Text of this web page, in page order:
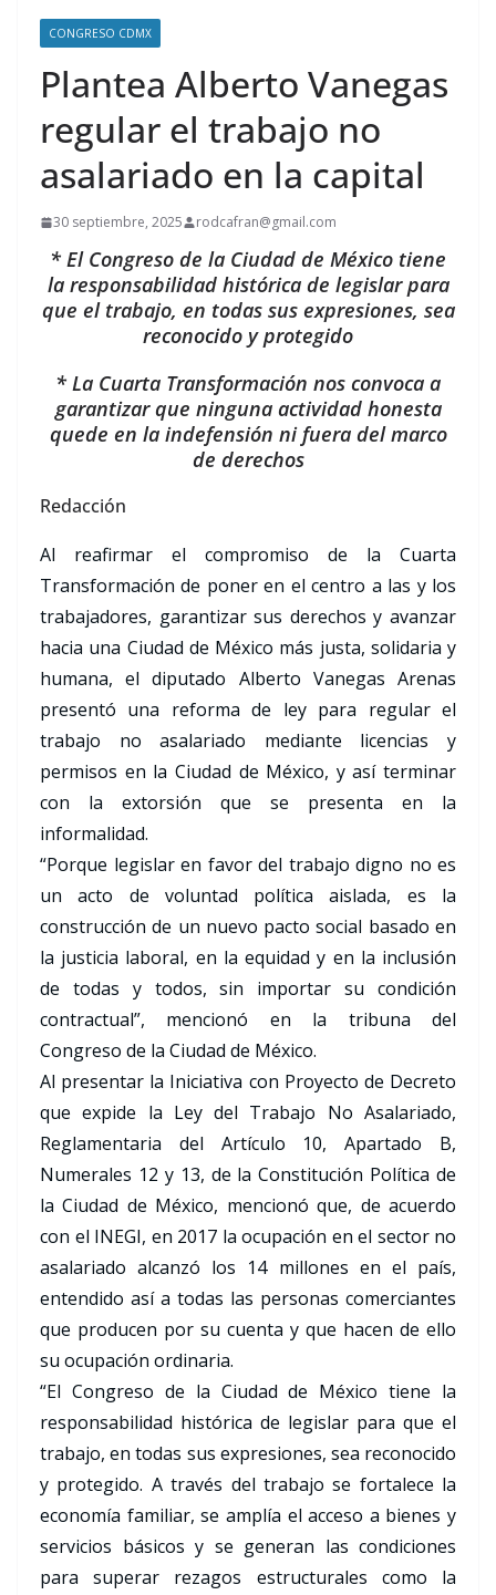
CONGRESO CDMX
Plantea Alberto Vanegas
regular el trabajo no
asalariado en la capital
30 septiembre, 2025 rodcafran@gmail.com
* El Congreso de la Ciudad de México tiene
la responsabilidad histórica de legislar para
que el trabajo, en todas sus expresiones, sea
reconocido y protegido
* La Cuarta Transformación nos convoca a
garantizar que ninguna actividad honesta
quede en la indefensión ni fuera del marco
de derechos
Redacción
Al reafirmar el compromiso de la Cuarta
Transformación de poner en el centro a las y los
trabajadores, garantizar sus derechos y avanzar
hacia una Ciudad de México más justa, solidaria y
humana, el diputado Alberto Vanegas Arenas
presentó una reforma de ley para regular el
trabajo no asalariado mediante licencias y
permisos en la Ciudad de México, y así terminar
con la extorsión que se presenta en la
informalidad.
“Porque legislar en favor del trabajo digno no es
un acto de voluntad política aislada, es la
construcción de un nuevo pacto social basado en
la justicia laboral, en la equidad y en la inclusión
de todas y todos, sin importar su condición
contractual”, mencionó en la tribuna del
Congreso de la Ciudad de México.
Al presentar la Iniciativa con Proyecto de Decreto
que expide la Ley del Trabajo No Asalariado,
Reglamentaria del Artículo 10, Apartado B,
Numerales 12 y 13, de la Constitución Política de
la Ciudad de México, mencionó que, de acuerdo
con el INEGI, en 2017 la ocupación en el sector no
asalariado alcanzó los 14 millones en el país,
entendido así a todas las personas comerciantes
que producen por su cuenta y que hacen de ello
su ocupación ordinaria.
“El Congreso de la Ciudad de México tiene la
responsabilidad histórica de legislar para que el
trabajo, en todas sus expresiones, sea reconocido
y protegido. A través del trabajo se fortalece la
economía familiar, se amplía el acceso a bienes y
servicios básicos y se generan las condiciones
para superar rezagos estructurales como la